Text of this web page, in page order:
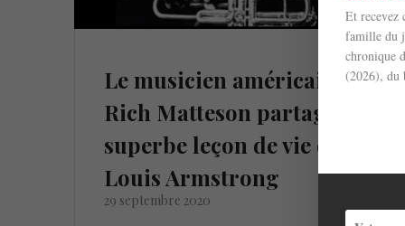
Le musicien américain
Rich Matteson partage une
superbe leçon de vie de
Louis Armstrong
29 septembre 2020
Et recevez
famille du
chronique
(2026), du